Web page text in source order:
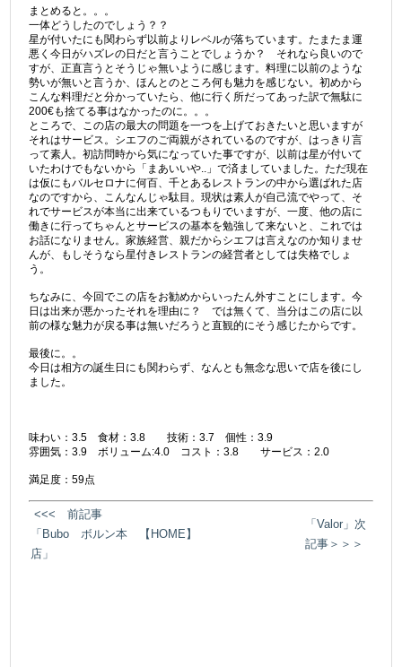
まとめると。。。
一体どうしたのでしょう？？
星が付いたにも関わらず以前よりレベルが落ちています。たまたま運
悪く今日がハズレの日だと言うことでしょうか？ それなら良いので
すが、正直言うとそうじゃ無いように感じます。料理に以前のような
勢いが無いと言うか、ほんとのところ何も魅力を感じない。初めから
こんな料理だと分かっていたら、他に行く所だってあった訳で無駄に
200€も捨てる事はなかったのに。。。
ところで、この店の最大の問題を一つを上げておきたいと思いますが
それはサービス。シエフのご両親がされているのですが、はっきり言
って素人。初訪問時から気になっていた事ですが、以前は星が付いて
いたわけでもないから「まあいいや..」で済ましていました。ただ現在
は仮にもバルセロナに何百、千とあるレストランの中から選ばれた店
なのですから、こんなんじゃ駄目。現状は素人が自己流でやって、そ
れでサービスが本当に出来ているつもりでいますが、一度、他の店に
働きに行ってちゃんとサービスの基本を勉強して来ないと、これでは
お話になりません。家族経営、親だからシエフは言えなのか知りませ
んが、もしそうなら星付きレストランの経営者としては失格でしょ
う。
ちなみに、今回でこの店をお勧めからいったん外すことにします。今
日は出来が悪かったそれを理由に？ では無くて、当分はこの店に以
前の様な魅力が戻る事は無いだろうと直観的にそう感じたからです。
最後に。。
今日は相方の誕生日にも関わらず、なんとも無念な思いで店を後にし
ました。
味わい：3.5 食材：3.8 技術：3.7 個性：3.9
雰囲気：3.9 ボリューム:4.0 コスト：3.8 サービス：2.0
満足度：59点
<<< 前記事
「Bubo ボルン本
店」
【HOME】
「Valor」次
記事＞＞＞